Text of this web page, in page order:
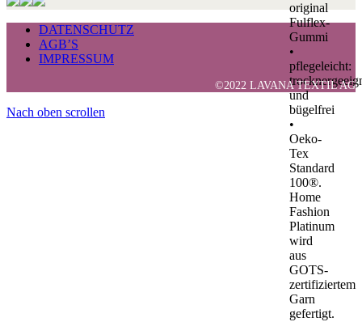
original
Fulflex-
Gummi
•
pflegeleicht:
und
bügelfrei
•
Oeko-
Tex
Standard
100®.
Home
Fashion
Platinum
wird
aus
GOTS-
zertifiziertem
Garn
gefertigt.
DATENSCHUTZ
AGB’S
IMPRESSUM
©2022 LAVANA TEXTIL AG
Nach oben scrollen